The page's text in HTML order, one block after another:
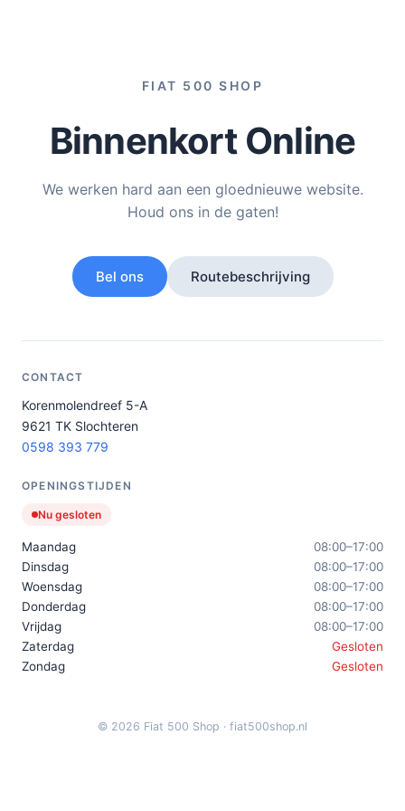
FIAT 500 SHOP
Binnenkort Online
We werken hard aan een gloednieuwe website.
Houd ons in de gaten!
Bel ons Routebeschrijving
CONTACT
Korenmolendreef 5-A
9621 TK Slochteren
0598 393 779
OPENINGSTIJDEN
Nu gesloten
Maandag
08:00–17:00
Dinsdag
08:00–17:00
Woensdag
08:00–17:00
Donderdag
08:00–17:00
Vrijdag
08:00–17:00
Zaterdag
Gesloten
Zondag
Gesloten
© 2026 Fiat 500 Shop · fiat500shop.nl